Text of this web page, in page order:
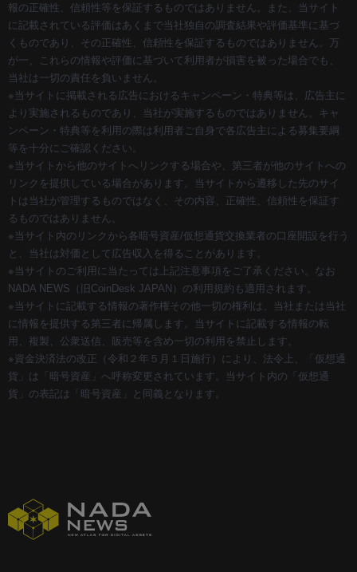
報の正確性、信頼性等を保証するものではありません。また、当サイト
に記載されている評価はあくまで当社独自の調査結果や評価基準に基づ
くものであり、その正確性、信頼性を保証するものではありません。万
が一、これらの情報や評価に基づいて利用者が損害を被った場合でも、
当社は一切の責任を負いません。
※当サイトに掲載される広告におけるキャンペーン・特典等は、広告主に
より実施されるものであり、当社が実施するものではありません。キャ
ンペーン・特典等を利用の際は利用者ご自身で各広告主による募集要綱
等を十分にご確認ください。
※当サイトから他のサイトへリンクする場合や、第三者が他のサイトへの
リンクを提供している場合があります。当サイトから遷移した先のサイ
トは当社が管理するものではなく、その内容、正確性、信頼性を保証す
るものではありません。
※当サイト内のリンクから各暗号資産/仮想通貨交換業者の口座開設を行う
と、当社は対価として広告収入を得ることがあります。
※当サイトのご利用に当たっては上記注意事項をご了承ください。なお
NADA NEWS（旧CoinDesk JAPAN）の利用規約 も適用されます。
※当サイトに記載する情報の著作権その他一切の権利は、当社または当社
に情報を提供する第三者に帰属します。当サイトに記載する情報の転
用、複製、公衆送信、販売等を含め一切の利用を禁止します。
※資金決済法の改正（令和２年５月１日施行）により、法令上、「仮想通
貨」は「暗号資産」へ呼称変更されています。当サイト内の「仮想通
貨」の表記は「暗号資産」と同義となります。